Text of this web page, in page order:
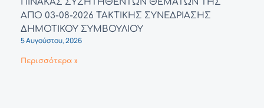
ΠΙΝΑΚΑΣ ΣΥΖΗΤΗΘΕΝΤΩΝ ΘΕΜΑΤΩΝ ΤΗΣ
ΑΠΟ 03-08-2026 ΤΑΚΤΙΚΗΣ ΣΥΝΕΔΡΙΑΣΗΣ
ΔΗΜΟΤΙΚΟΥ ΣΥΜΒΟΥΛΙΟΥ
5 Αυγούστου, 2026
Περισσότερα »